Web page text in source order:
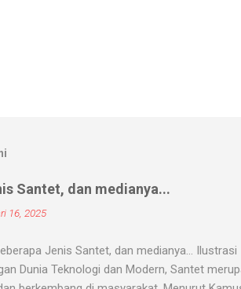
Santet, dan medianya...
16, 2025
Jenis Santet, dan medianya...
Dunia Teknologi dan Modern, Santet